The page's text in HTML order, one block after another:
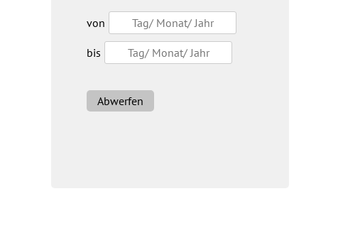
von
bis
Abwerfen